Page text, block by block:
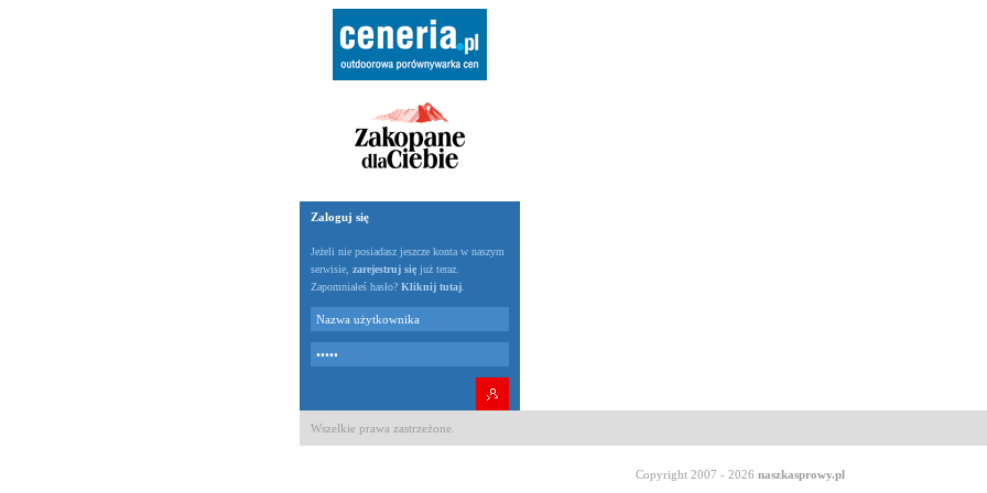
Zaloguj się
Jeżeli nie posiadasz jeszcze konta w naszym
serwisie, zarejestruj się już teraz.
Zapomniałeś hasło? Kliknij tutaj
Wszelkie prawa zastrzeżone.
Copyright 2007 - 2026 naszkasprowy.pl